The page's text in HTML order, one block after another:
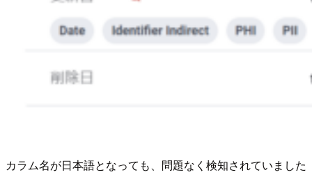
カラム名が日本語となっても、問題なく検知されていました